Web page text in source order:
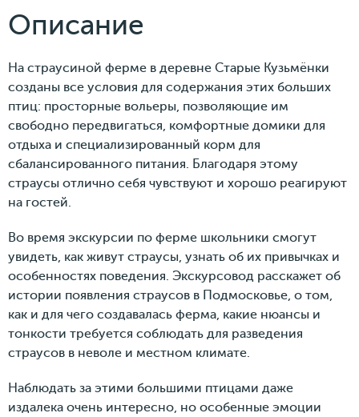
Описание
На страусиной ферме в деревне Старые Кузьмёнки
созданы все условия для содержания этих больших
птиц: просторные вольеры, позволяющие им
свободно передвигаться, комфортные домики для
отдыха и специализированный корм для
сбалансированного питания. Благодаря этому
страусы отлично себя чувствуют и хорошо реагируют
на гостей.
Во время экскурсии по ферме школьники смогут
увидеть, как живут страусы, узнать об их привычках и
особенностях поведения. Экскурсовод расскажет об
истории появления страусов в Подмосковье, о том,
как и для чего создавалась ферма, какие нюансы и
тонкости требуется соблюдать для разведения
страусов в неволе и местном климате.
Наблюдать за этими большими птицами даже
издалека очень интересно, но особенные эмоции